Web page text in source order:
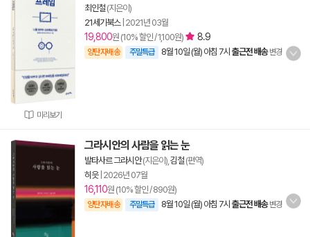
미리보기
최인철 (지은이)
21세기북스| 2021년 03월
19,800원 (10% 할인 / 1,100원) 8.9
양탄자배송 주말특급 8월 10일 (월) 아침 7시 출근전 배송 변경
그라시안의 사람을 읽는 눈
발타사르 그라시안(지은이), 김철 (편역)
히읏| 2026년 07월
16,110원 (10% 할인 / 890원)
양탄자배송 주말특급 8월 10일 (월) 아침 7시 출근전 배송 변경